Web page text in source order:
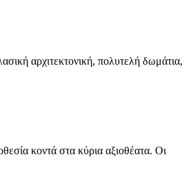
αρχιτεκτονική, πολυτελή δωμάτια,
κοντά στα κύρια αξιοθέατα. Οι